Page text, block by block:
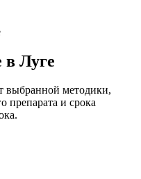
Луге
выбранной методики,
препарата и срока